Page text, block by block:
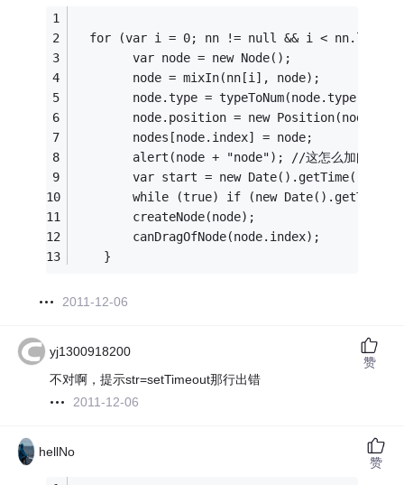
for (var i = 0; nn != null && i <
        var node = new Node();
        node = mixIn(nn[i], node);
        node.type = typeToNum(node.type);
node.position = new
        nodes[node.index] = node;
alert(node + "node"); //这怎么加间隔 2
        var start = new Date().getTime();
while (true) if (new
        createNode(node);
        canDragOfNode(node.index);
    }
2011-12-06
yj1300918200
不对啊，提示str=setTimeout那行出错
2011-12-06
赞
hellNo
赞